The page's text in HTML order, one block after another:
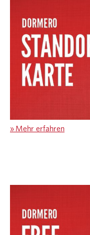
» Mehr erfahren